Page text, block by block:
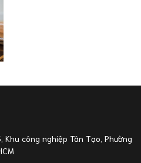
Khu công nghiệp Tân Tạo, Phường